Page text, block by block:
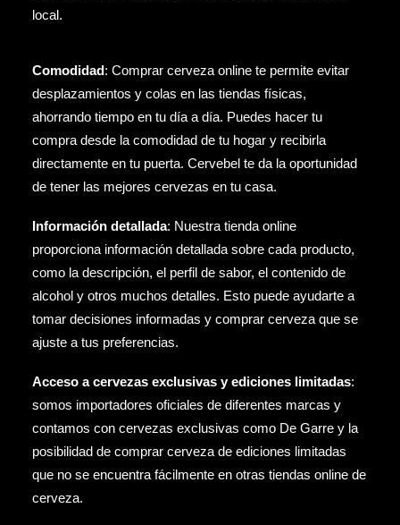
local.
Comodidad: Comprar cerveza online te permite evitar
desplazamientos y colas en las tiendas físicas,
ahorrando tiempo en tu día a día. Puedes hacer tu
compra desde la comodidad de tu hogar y recibirla
directamente en tu puerta. Cervebel te da la oportunidad
de tener las mejores cervezas en tu casa.
Información detallada: Nuestra tienda online
proporciona información detallada sobre cada producto,
como la descripción, el perfil de sabor, el contenido de
alcohol y otros muchos detalles. Esto puede ayudarte a
tomar decisiones informadas y comprar cerveza que se
ajuste a tus preferencias.
Acceso a cervezas exclusivas y ediciones limitadas:
somos importadores oficiales de diferentes marcas y
contamos con cervezas exclusivas como De Garre y la
posibilidad de comprar cerveza de ediciones limitadas
que no se encuentra fácilmente en otras tiendas online de
cerveza.